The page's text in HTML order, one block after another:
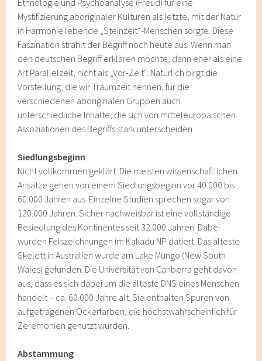
Ethnologie und Psychoanalyse (Freud) für eine
Mystifizierung aboriginaler Kulturen als letzte, mit der Natur
in Harmonie lebende „Steinzeit“-Menschen sorgte. Diese
Faszination strahlt der Begriff noch heute aus. Wenn man
den deutschen Begriff erklären möchte, dann eher als eine
Art Parallelzeit, nicht als „Vor-Zeit“. Natürlich birgt die
Vorstellung, die wir Traumzeit nennen, für die
verschiedenen aboriginalen Gruppen auch
unterschiedliche Inhalte, die sich von mitteleuropäischen
Assoziationen des Begriffs stark unterscheiden.
Siedlungsbeginn
Nicht vollkommen geklärt. Die meisten wissenschaftlichen
Ansätze gehen von einem Siedlungsbeginn vor 40.000 bis
60.000 Jahren aus. Einzelne Studien sprechen sogar von
120.000 Jahren. Sicher nachweisbar ist eine vollständige
Besiedlung des Kontinentes seit 32.000 Jahren. Dabei
wurden Felszeichnungen im Kakadu NP datiert. Das älteste
Skelett in Australien wurde am Lake Mungo (New South
Wales) gefunden. Die Universität von Canberra geht davon
aus, dass es sich dabei um die älteste DNS eines Menschen
handelt – ca. 60.000 Jahre alt. Sie enthalten Spuren von
aufgetragenen Ockerfarben, die höchstwahrscheinlich für
Zeremonien genutzt wurden.
Abstammung